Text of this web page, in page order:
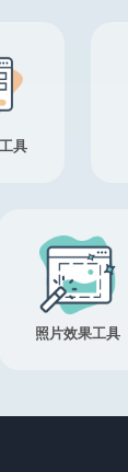
具
照片效果工具